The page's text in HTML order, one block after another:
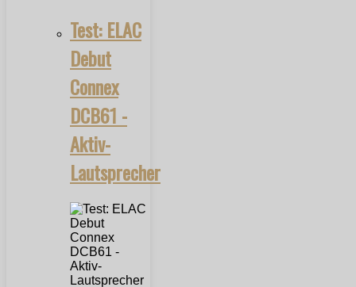
Test: ELAC
Debut
Connex
DCB61 -
Aktiv-
Lautsprecher